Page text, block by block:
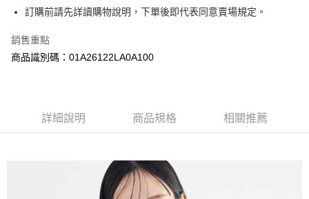
玉山商業銀行
星展（台灣）商業銀行
台灣樂天信用卡公司
大哥付你分期
相關說明
流程，驗證手機門號後，選擇欲分期的期數、繳款截止日，確認付款後即完
消。如遇「轉專審核」未通過狀況，表示未達大哥付你分期系統評分，恕無
【關於「AFTEE先享後付」】
１．簡單：不需註冊會員、不需綁卡、不需儲值。
２．便利：只要手機號碼，簡訊認證，即可結帳。
３．安心：先確認商品／服務後，再付款。
訂購前請先詳讀購物說明，下單後即代表同意賣場規定。
銷售重點
商品識別碼：01A26122LA0A100
詳細說明 商品規格 相關推薦